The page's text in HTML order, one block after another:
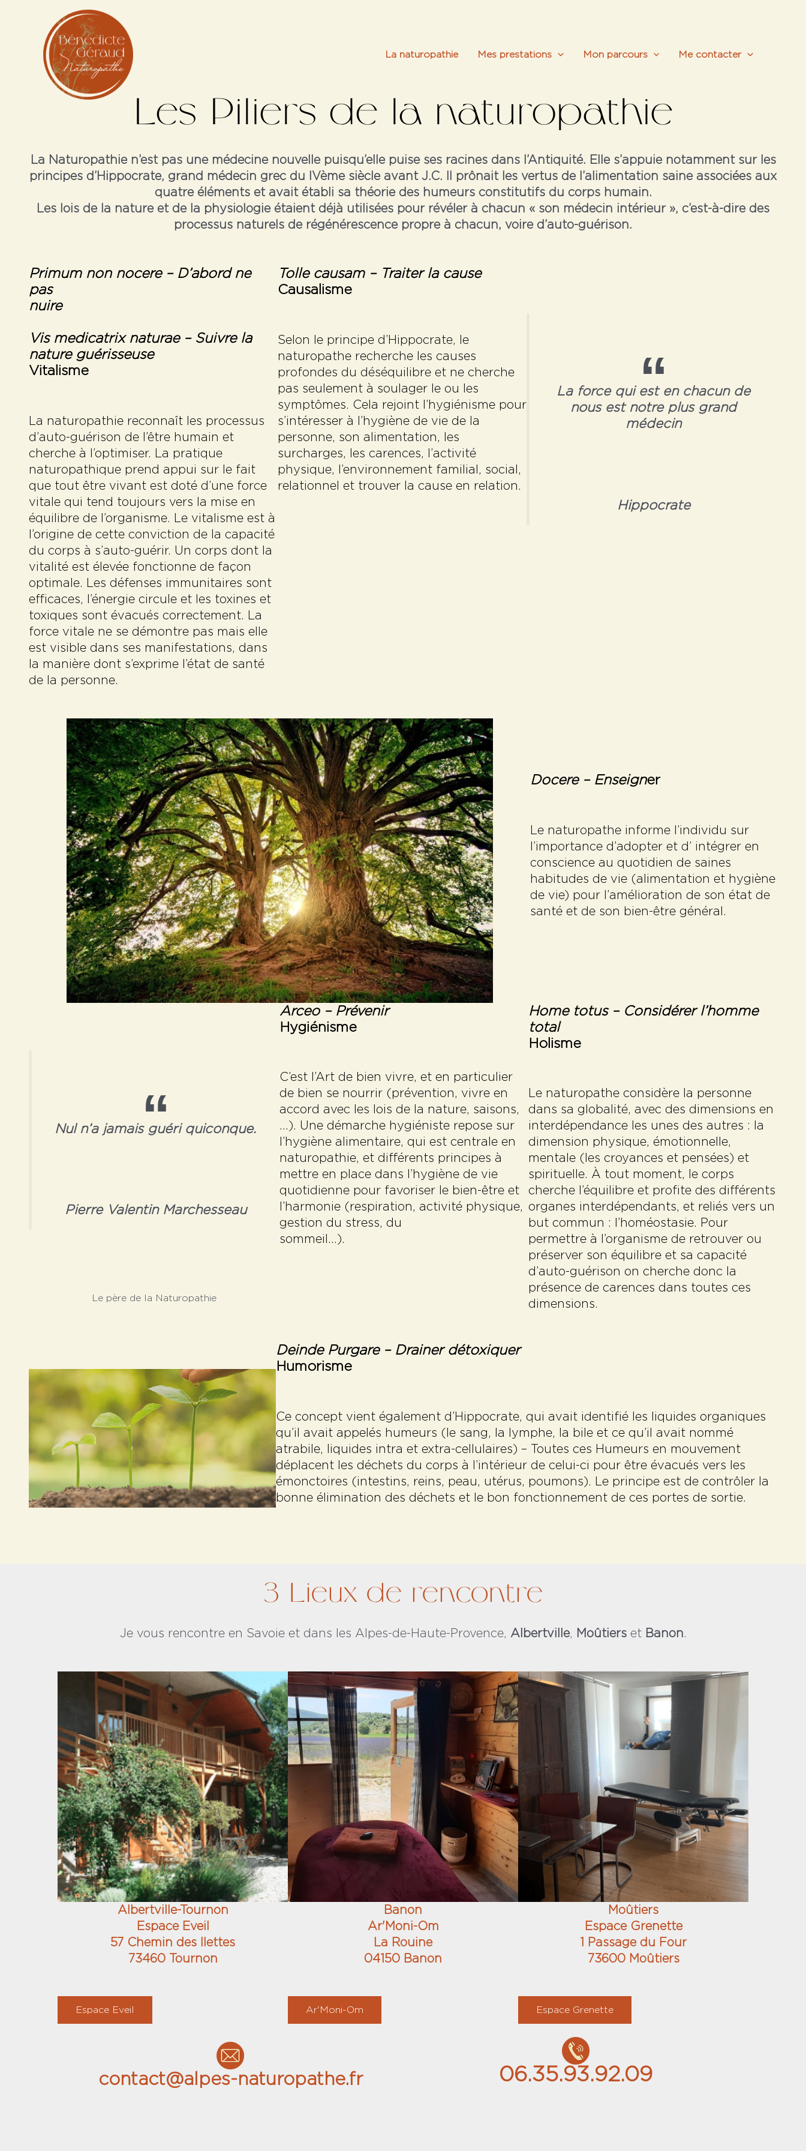
La naturopathie
Mes prestations Mon parcours Me contacter
Les Piliers de la naturopathie
La Naturopathie n’est pas une médecine nouvelle puisqu’elle puise ses racines dans l’Antiquité. Elle s’appuie notamment sur les
principes d’Hippocrate, grand médecin grec du IVème siècle avant J.C. Il prônait les vertus de l’alimentation saine associées aux
quatre éléments et avait établi sa théorie des humeurs constitutifs du corps humain.
Les lois de la nature et de la physiologie étaient déjà utilisées pour révéler à chacun « son médecin intérieur », c’est-à-dire des
processus naturels de régénérescence propre à chacun, voire d’auto-guérison.
Primum non nocere – D’abord ne
pas
nuire
Vis medicatrix naturae –Suivre la
nature guérisseuse
Vitalisme
La naturopathie reconnaît les processus
d’auto-guérison de l’être humain et
cherche à l’optimiser. La pratique
naturopathique prend appui sur le fait
que tout être vivant est doté d’une force
vitale qui tend toujours vers la mise en
équilibre de l’organisme. Le vitalisme est à
l’origine de cette conviction de la capacité
du corps à s’auto-guérir. Un corps dont la
vitalité est élevée fonctionne de façon
optimale. Les défenses immunitaires sont
efficaces, l’énergie circule et les toxines et
toxiques sont évacués correctement. La
force vitale ne se démontre pas mais elle
est visible dans ses manifestations, dans
la manière dont s’exprime l’état de santé
de la personne.
Tolle causam – Traiter la cause
Causalisme
Selon le principe d’Hippocrate, le
naturopathe recherche les causes
profondes du déséquilibre et ne cherche
pas seulement à soulager le ou les
symptômes. Cela rejoint l’hygiénisme pour
s’intéresser à l’hygiène de vie de la
personne, son alimentation, les
surcharges, les carences, l’activité
physique, l’environnement familial, social,
relationnel et trouver la cause en relation.
La force qui est en chacun de
nous est notre plus grand
médecin
Hippocrate
Docere –Enseigner
Le naturopathe informe l’individu sur
l’importance d’adopter et d’ intégrer en
conscience au quotidien de saines
habitudes de vie (alimentation et hygiène
de vie) pour l’amélioration de son état de
santé et de son bien-être général.
Nul n’a jamais guéri quiconque.
Pierre Valentin Marchesseau
Le père de la Naturopathie
Arceo – Prévenir
Hygiénisme
C’est l’Art de bien vivre, et en particulier
de bien se nourrir (prévention, vivre en
accord avec les lois de la nature, saisons,
…). Une démarche hygiéniste repose sur
l’hygiène alimentaire, qui est centrale en
naturopathie, et différents principes à
mettre en place dans l’hygiène de vie
quotidienne pour favoriser le bien-être et
l’harmonie (respiration, activité physique,
gestion du stress, du
sommeil…).
Home totus – Considérer l’homme
total
Holisme
Le naturopathe considère la personne
dans sa globalité, avec des dimensions en
interdépendance les unes des autres : la
dimension physique, émotionnelle,
mentale (les croyances et pensées) et
spirituelle. À tout moment, le corps
cherche l’équilibre et profite des différents
organes interdépendants, et reliés vers un
but commun : l’homéostasie. Pour
permettre à l’organisme de retrouver ou
préserver son équilibre et sa capacité
d’auto-guérison on cherche donc la
présence de carences dans toutes ces
dimensions.
Deinde Purgare – Drainer détoxiquer
Humorisme
Ce concept vient également d’Hippocrate, qui avait identifié les liquides organiques
qu’il avait appelés humeurs (le sang, la lymphe, la bile et ce qu’il avait nommé
atrabile, liquides intra et extra-cellulaires) – Toutes ces Humeurs en mouvement
déplacent les déchets du corps à l’intérieur de celui-ci pour être évacués vers les
émonctoires (intestins, reins, peau, utérus, poumons). Le principe est de contrôler la
bonne élimination des déchets et le bon fonctionnement de ces portes de sortie.
3 Lieux de rencontre
Je vous rencontre en Savoie et dans les Alpes-de-Haute-Provence, Albertville, Moûtiers et Banon.
Albertville-Tournon
Espace Eveil
57 Chemin des Ilettes
73460 Tournon
Espace Eveil
Banon
Ar'Moni-Om
La Rouine
04150 Banon
Ar'Moni-Om
Moûtiers
Espace Grenette
1 Passage du Four
73600 Moûtiers
Espace Grenette
contact@alpes-naturopathe.fr 06.35.93.92.09